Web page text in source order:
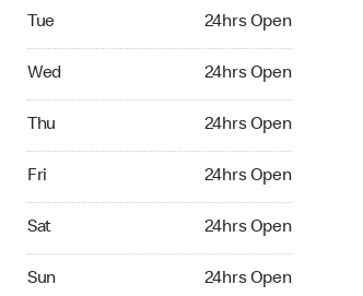
Tue 24hrs Open
Wed 24hrs Open
Thu 24hrs Open
Fri 24hrs Open
Sat 24hrs Open
Sun 24hrs Open